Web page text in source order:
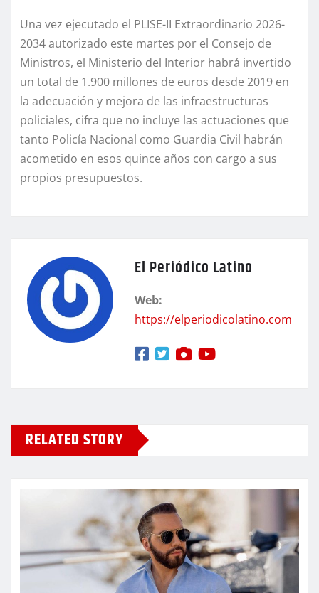
Una vez ejecutado el PLISE-II Extraordinario 2026-
2034 autorizado este martes por el Consejo de
Ministros, el Ministerio del Interior habrá invertido
un total de 1.900 millones de euros desde 2019 en
la adecuación y mejora de las infraestructuras
policiales, cifra que no incluye las actuaciones que
tanto Policía Nacional como Guardia Civil habrán
acometido en esos quince años con cargo a sus
propios presupuestos.
El Periódico Latino
Web:
https://elperiodicolatino.com
RELATED STORY